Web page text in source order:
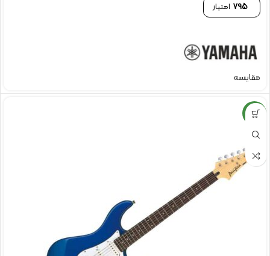
795 امتیاز
مقایسه
NEW